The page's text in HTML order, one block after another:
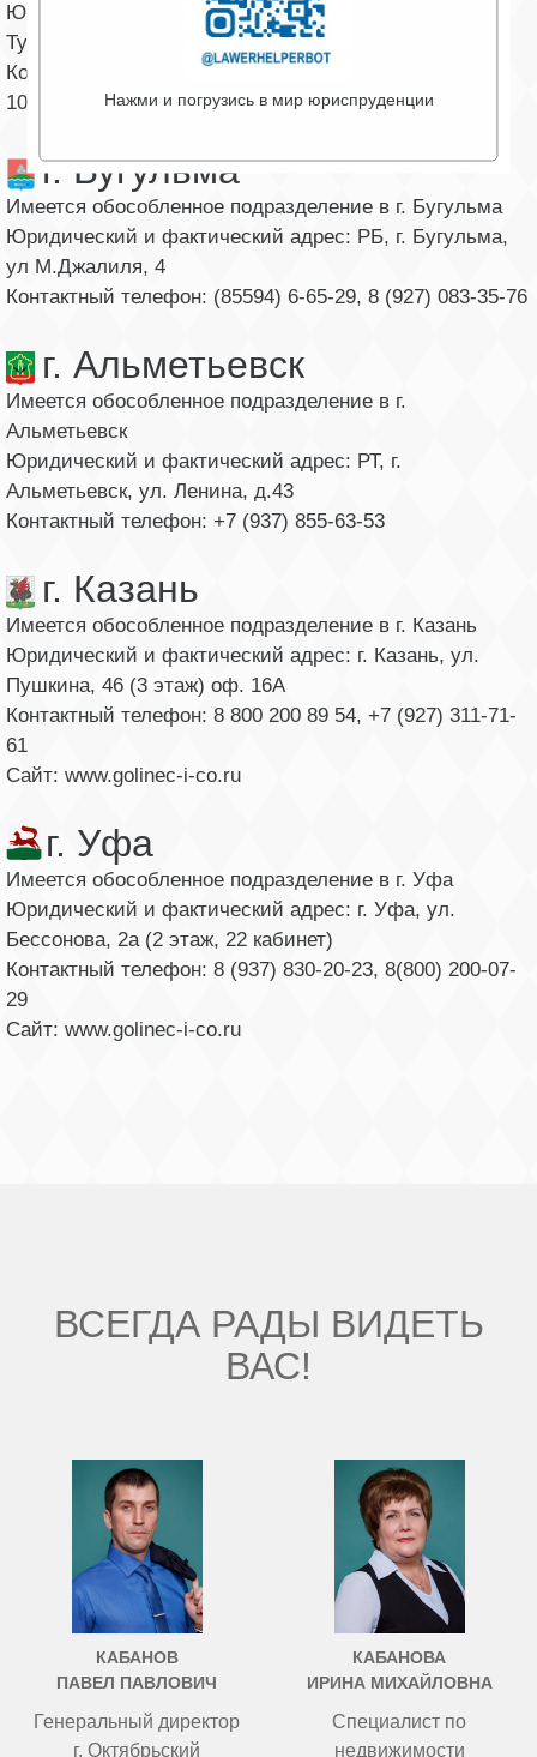
Юридический и фактический адрес: РБ, 452700, г.
Туймазы, пр. Ленина, д. 4в
Контактный телефон: 8 (927) 31-90-444, (34782) 7-92-
10, тел./факс: (34782) 7-92-10
г. Бугульма
Имеется обособленное подразделение в г. Бугульма
Юридический и фактический адрес: РБ, г. Бугульма,
ул М.Джалиля, 4
Контактный телефон: (85594) 6-65-29, 8 (927) 083-35-76
г. Альметьевск
Имеется обособленное подразделение в г.
Альметьевск
Юридический и фактический адрес: РТ, г.
Альметьевск, ул. Ленина, д.43
Контактный телефон: +7 (937) 855-63-53
г. Казань
Имеется обособленное подразделение в г. Казань
Юридический и фактический адрес: г. Казань, ул.
Пушкина, 46 (3 этаж) оф. 16А
Контактный телефон: 8 800 200 89 54, +7 (927) 311-71-
61
Сайт: www.golinec-i-co.ru
г. Уфа
Имеется обособленное подразделение в г. Уфа
Юридический и фактический адрес: г. Уфа, ул.
Бессонова, 2а (2 этаж, 22 кабинет)
Контактный телефон: 8 (937) 830-20-23, 8(800) 200-07-
29
Сайт: www.golinec-i-co.ru
ВСЕГДА РАДЫ ВИДЕТЬ
ВАС!
КАБАНОВ
ПАВЕЛ ПАВЛОВИЧ
Генеральный директор
г. Октябрьский
КАБАНОВА
ИРИНА МИХАЙЛОВНА
Специалист по
недвижимости
Нажми и погрузись в мир юриспруденции